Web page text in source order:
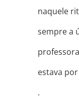
naquele
sempre a
estava
.